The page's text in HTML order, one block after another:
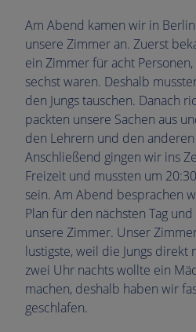
Am Abend kamen wir in
unsere Zimmer an. Zuerst
ein Zimmer für acht
sechst waren. Deshalb
den Jungs tauschen. Danach
packten unsere Sachen aus
den Lehrern und den
Anschließend gingen wir ins
Freizeit und mussten um
sein. Am Abend besprachen
Plan für den nächsten Tag
unsere Zimmer. Unser
lustigste, weil die Jungs direkt
zwei Uhr nachts wollte ein
machen, deshalb haben wir
geschlafen.